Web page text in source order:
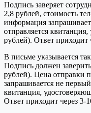
Подпись заверяет
2,8 рублей, стоимость
информация
отправляется
рублей). Ответ приходит
В письме указывается
Подпись должен
рублей). Цена отправки
запрашивается не
квитанция,
Ответ приходит через 3-